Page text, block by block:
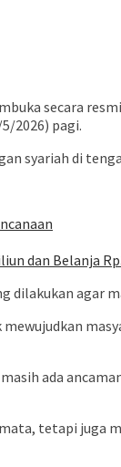
secara
2026) pagi.
syariah di
dan Belanja
agar
ada
tetapi juga